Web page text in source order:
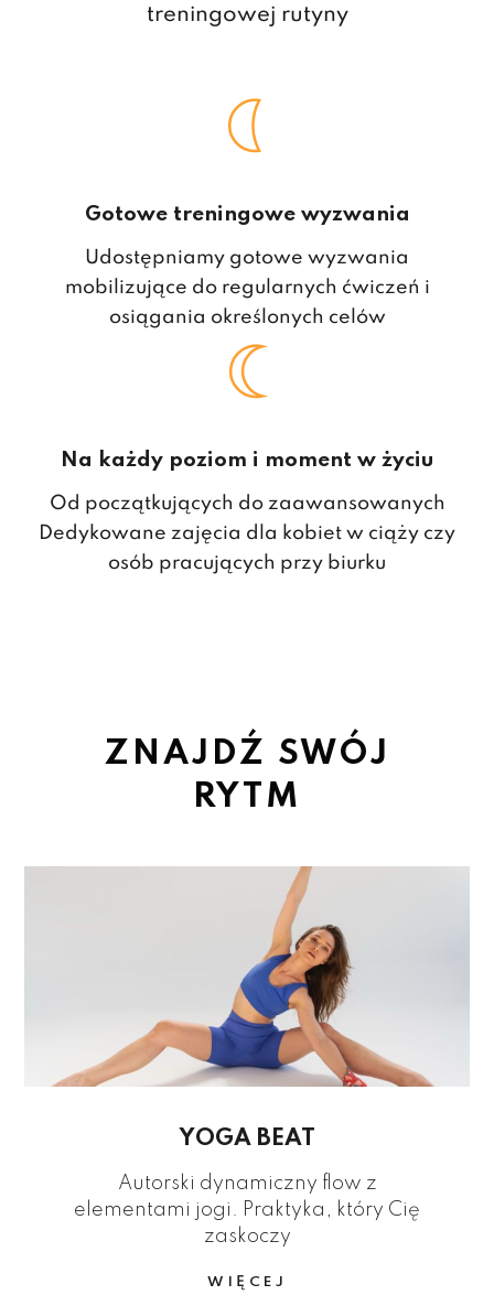
treningowej rutyny
Gotowe treningowe wyzwania
Udostępniamy gotowe wyzwania
mobilizujące do regularnych ćwiczeń​ i
osiągania określonych celów
Na każdy poziom i moment w życiu
Od początkujących do zaawansowanych
Dedykowane zajęcia dla kobiet w ciąży czy
osób pracujących przy biurku
ZNAJDŹ SWÓJ
RYTM
YOGA BEAT
Autorski dynamiczny flow z
elementami jogi. Praktyka, który Cię
zaskoczy
WIĘCEJ